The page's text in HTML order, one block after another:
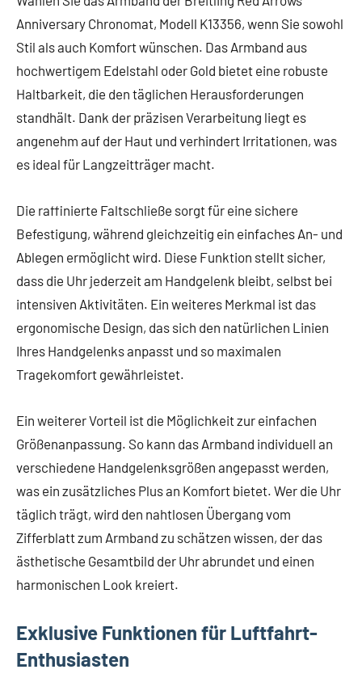
Anniversary Chronomat, Modell K13356, wenn Sie sowohl
Stil als auch Komfort wünschen. Das Armband aus
hochwertigem Edelstahl oder Gold bietet eine robuste
Haltbarkeit, die den täglichen Herausforderungen
standhält. Dank der präzisen Verarbeitung liegt es
angenehm auf der Haut und verhindert Irritationen, was
es ideal für Langzeitträger macht.
Die raffinierte Faltschließe sorgt für eine sichere
Befestigung, während gleichzeitig ein einfaches An- und
Ablegen ermöglicht wird. Diese Funktion stellt sicher,
dass die Uhr jederzeit am Handgelenk bleibt, selbst bei
intensiven Aktivitäten. Ein weiteres Merkmal ist das
ergonomische Design, das sich den natürlichen Linien
Ihres Handgelenks anpasst und so maximalen
Tragekomfort gewährleistet.
Ein weiterer Vorteil ist die Möglichkeit zur einfachen
Größenanpassung. So kann das Armband individuell an
verschiedene Handgelenksgrößen angepasst werden,
was ein zusätzliches Plus an Komfort bietet. Wer die Uhr
täglich trägt, wird den nahtlosen Übergang vom
Zifferblatt zum Armband zu schätzen wissen, der das
ästhetische Gesamtbild der Uhr abrundet und einen
harmonischen Look kreiert.
Exklusive Funktionen für Luftfahrt-
Enthusiasten